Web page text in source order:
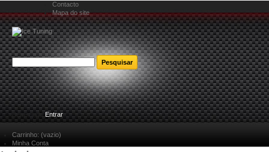
Contacto
Mapa do site
Bem-vindoEntrar
Carrinho: (vazio)
Minha Conta